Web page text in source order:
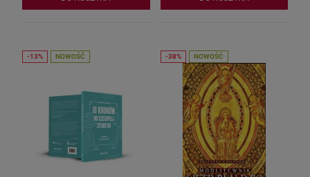
NOWOŚĆ NOWOŚĆ